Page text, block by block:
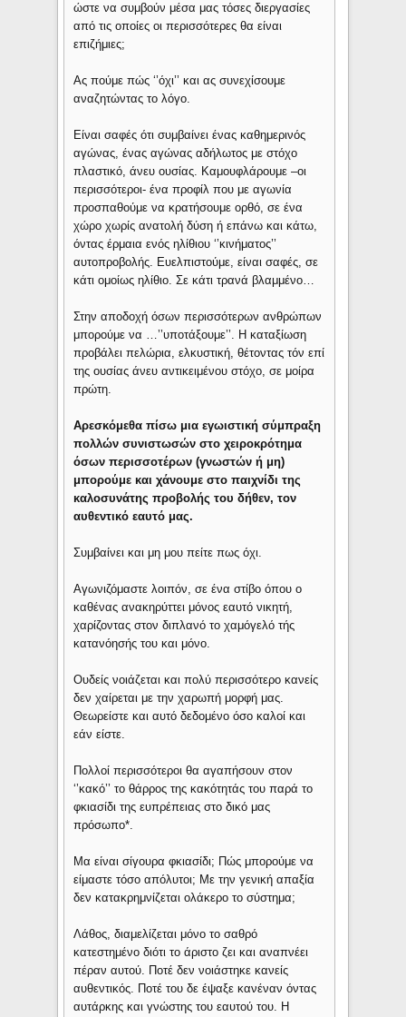
ώστε να συμβούν μέσα μας τόσες διεργασίες
από τις οποίες οι περισσότερες θα είναι
επιζήμιες;
Ας πούμε πώς ‘’όχι’’ και ας συνεχίσουμε
αναζητώντας το λόγο.
Είναι σαφές ότι συμβαίνει ένας καθημερινός
αγώνας, ένας αγώνας αδήλωτος με στόχο
πλαστικό, άνευ ουσίας. Καμουφλάρουμε –οι
περισσότεροι- ένα προφίλ που με αγωνία
προσπαθούμε να κρατήσουμε ορθό, σε ένα
χώρο χωρίς ανατολή δύση ή επάνω και κάτω,
όντας έρμαια ενός ηλίθιου ‘’κινήματος’’
αυτοπροβολής. Ευελπιστούμε, είναι σαφές, σε
κάτι ομοίως ηλίθιο. Σε κάτι τρανά βλαμμένο…
Στην αποδοχή όσων περισσότερων ανθρώπων
μπορούμε να …’’υποτάξουμε’’. Η καταξίωση
προβάλει πελώρια, ελκυστική, θέτοντας τόν επί
της ουσίας άνευ αντικειμένου στόχο, σε μοίρα
πρώτη.
Αρεσκόμεθα πίσω μια εγωιστική σύμπραξη
πολλών συνιστωσών στο χειροκρότημα
όσων περισσοτέρων (γνωστών ή μη)
μπορούμε και χάνουμε στο παιχνίδι της
καλοσυνάτης προβολής του δήθεν, τον
αυθεντικό εαυτό μας.
Συμβαίνει και μη μου πείτε πως όχι.
Αγωνιζόμαστε λοιπόν, σε ένα στίβο όπου ο
καθένας ανακηρύττει μόνος εαυτό νικητή,
χαρίζοντας στον διπλανό το χαμόγελό τής
κατανόησής του και μόνο.
Ουδείς νοιάζεται και πολύ περισσότερο κανείς
δεν χαίρεται με την χαρωπή μορφή μας.
Θεωρείστε και αυτό δεδομένο όσο καλοί και
εάν είστε.
Πολλοί περισσότεροι θα αγαπήσουν στον
‘’κακό’’ το θάρρος της κακότητάς του παρά το
φκιασίδι της ευπρέπειας στο δικό μας
πρόσωπο*.
Μα είναι σίγουρα φκιασίδι; Πώς μπορούμε να
είμαστε τόσο απόλυτοι; Με την γενική απαξία
δεν κατακρημνίζεται ολάκερο το σύστημα;
Λάθος, διαμελίζεται μόνο το σαθρό
κατεστημένο διότι το άριστο ζει και αναπνέει
πέραν αυτού. Ποτέ δεν νοιάστηκε κανείς
αυθεντικός. Ποτέ του δε έψαξε κανέναν όντας
αυτάρκης και γνώστης του εαυτού του. Η